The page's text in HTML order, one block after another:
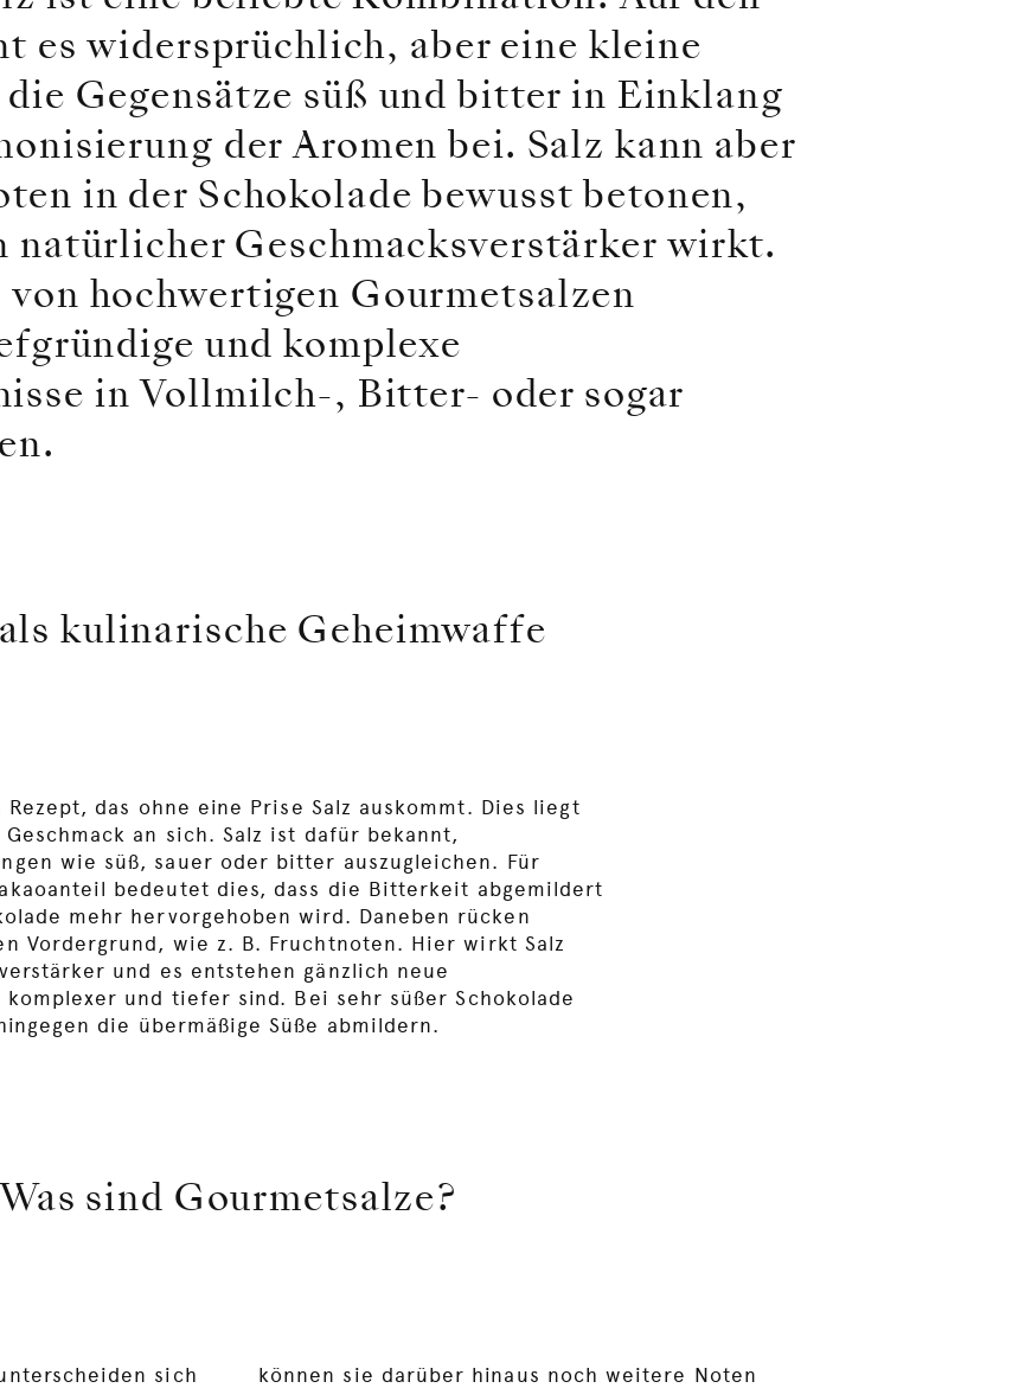
es widersprüchlich, aber eine kleine
Gegensätze süß und bitter in Einklang
der Aromen bei. Salz kann aber
in der Schokolade bewusst betonen,
natürlicher Geschmacksverstärker wirkt.
hochwertigen Gourmetsalzen
und komplexe
in Vollmilch-, Bitter- oder sogar
kulinarische Geheimwaffe
das ohne eine Prise Salz auskommt. Dies liegt
an sich. Salz ist dafür bekannt,
wie süß, sauer oder bitter auszugleichen. Für
bedeutet dies, dass die Bitterkeit abgemildert
mehr hervorgehoben wird. Daneben rücken
Vordergrund, wie z. B. Fruchtnoten. Hier wirkt Salz
und es entstehen gänzlich neue
und tiefer sind. Bei sehr süßer Schokolade
die übermäßige Süße abmildern.
Was sind Gourmetsalze?
sich
weitere Noten